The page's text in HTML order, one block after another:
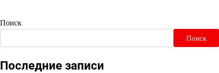
Поиск
Поиск
Последние записи